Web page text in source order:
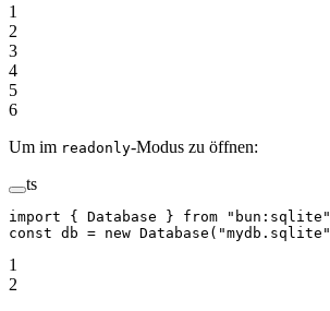
1
2
3
4
5
6
Um im readonly-Modus zu öffnen:
ts
import { Database } from "bun:sqlite"
const db = new Database ( "mydb.sqlite"
1
2